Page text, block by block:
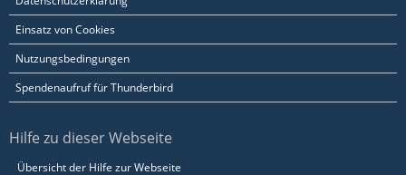
Einsatz von Cookies
Nutzungsbedingungen
Spendenaufruf für Thunderbird
Hilfe zu dieser Webseite
Übersicht der Hilfe zur Webseite